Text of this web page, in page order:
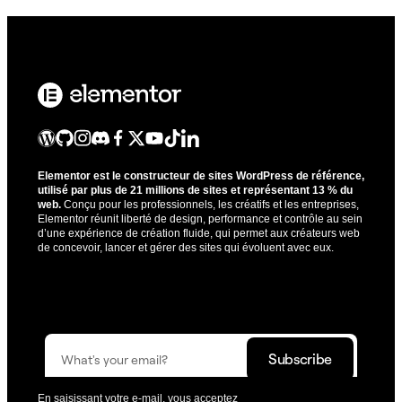
Elementor est le constructeur de sites WordPress de référence,
utilisé par plus de 21 millions de sites et représentant 13 % du
web. Conçu pour les professionnels, les créatifs et les entreprises,
Elementor réunit liberté de design, performance et contrôle au sein
d’une expérience de création fluide, qui permet aux créateurs web
de concevoir, lancer et gérer des sites qui évoluent avec eux.
En saisissant votre e-mail, vous acceptez